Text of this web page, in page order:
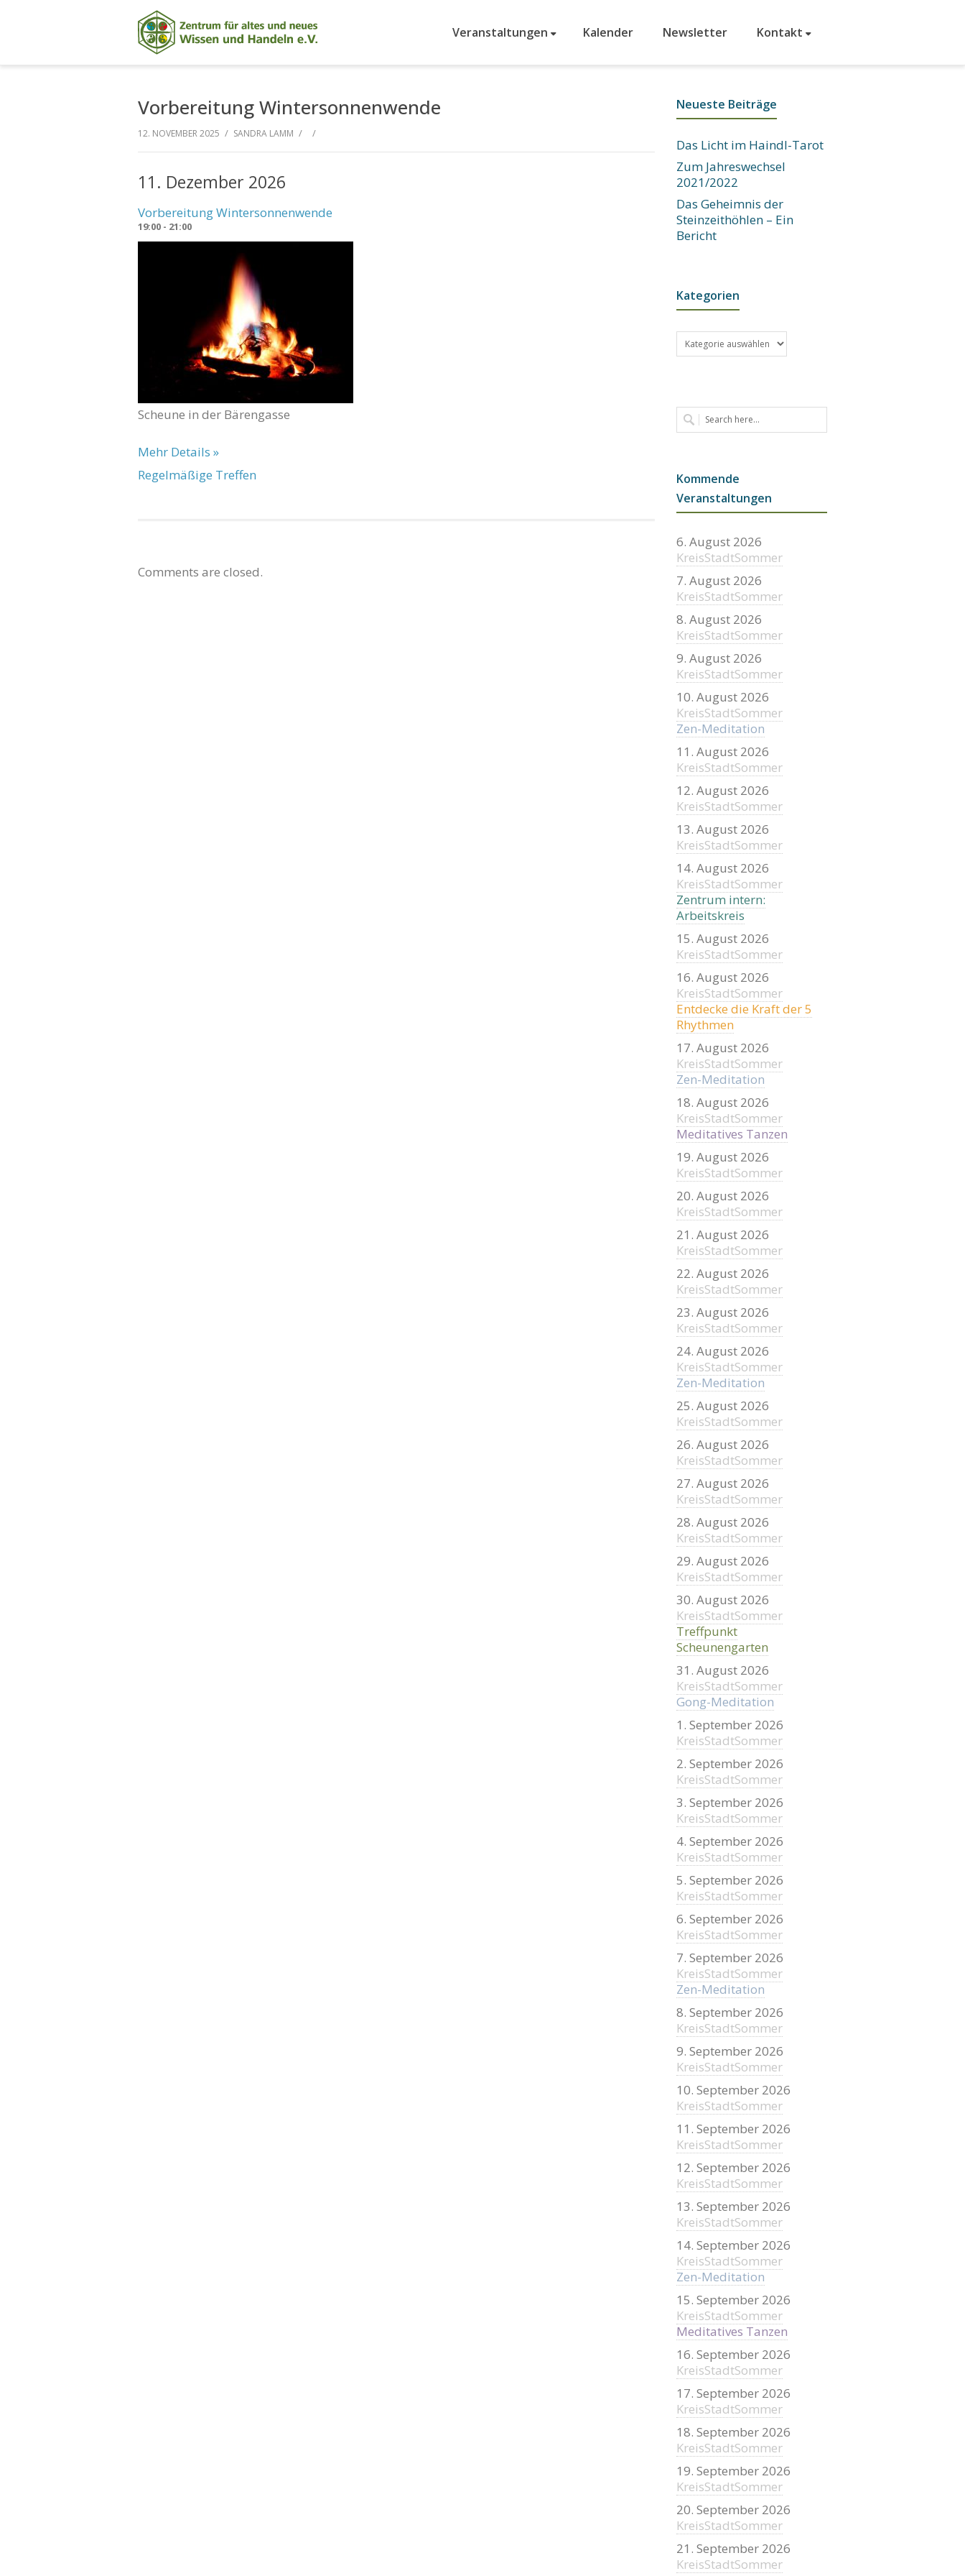
Veranstaltungen Kalender Newsletter Kontakt
Vorbereitung Wintersonnenwende
12. NOVEMBER 2025 / SANDRA LAMM / /
11. Dezember 2026
Vorbereitung Wintersonnenwende
19:00 - 21:00
Scheune in der Bärengasse
Mehr Details »
Regelmäßige Treffen
Comments are closed.
Neueste Beiträge
Das Licht im Haindl-Tarot
Zum Jahreswechsel
2021/2022
Das Geheimnis der
Steinzeithöhlen – Ein
Bericht
Kategorien
Kategorien
Kommende
Veranstaltungen
6. August 2026
KreisStadtSommer
7. August 2026
KreisStadtSommer
8. August 2026
KreisStadtSommer
9. August 2026
KreisStadtSommer
10. August 2026
KreisStadtSommer
Zen-Meditation
11. August 2026
KreisStadtSommer
12. August 2026
KreisStadtSommer
13. August 2026
KreisStadtSommer
14. August 2026
KreisStadtSommer
Zentrum intern:
Arbeitskreis
15. August 2026
KreisStadtSommer
16. August 2026
KreisStadtSommer
Entdecke die Kraft der 5
Rhythmen
17. August 2026
KreisStadtSommer
Zen-Meditation
18. August 2026
KreisStadtSommer
Meditatives Tanzen
19. August 2026
KreisStadtSommer
20. August 2026
KreisStadtSommer
21. August 2026
KreisStadtSommer
22. August 2026
KreisStadtSommer
23. August 2026
KreisStadtSommer
24. August 2026
KreisStadtSommer
Zen-Meditation
25. August 2026
KreisStadtSommer
26. August 2026
KreisStadtSommer
27. August 2026
KreisStadtSommer
28. August 2026
KreisStadtSommer
29. August 2026
KreisStadtSommer
30. August 2026
KreisStadtSommer
Treffpunkt
Scheunengarten
31. August 2026
KreisStadtSommer
Gong-Meditation
1. September 2026
KreisStadtSommer
2. September 2026
KreisStadtSommer
3. September 2026
KreisStadtSommer
4. September 2026
KreisStadtSommer
5. September 2026
KreisStadtSommer
6. September 2026
KreisStadtSommer
7. September 2026
KreisStadtSommer
Zen-Meditation
8. September 2026
KreisStadtSommer
9. September 2026
KreisStadtSommer
10. September 2026
KreisStadtSommer
11. September 2026
KreisStadtSommer
12. September 2026
KreisStadtSommer
13. September 2026
KreisStadtSommer
14. September 2026
KreisStadtSommer
Zen-Meditation
15. September 2026
KreisStadtSommer
Meditatives Tanzen
16. September 2026
KreisStadtSommer
17. September 2026
KreisStadtSommer
18. September 2026
KreisStadtSommer
19. September 2026
KreisStadtSommer
20. September 2026
KreisStadtSommer
21. September 2026
KreisStadtSommer